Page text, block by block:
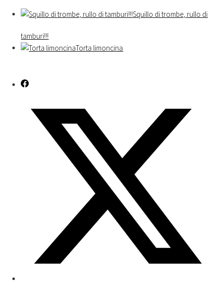
Squillo di trombe, rullo di
tamburi!!!
Torta limoncina